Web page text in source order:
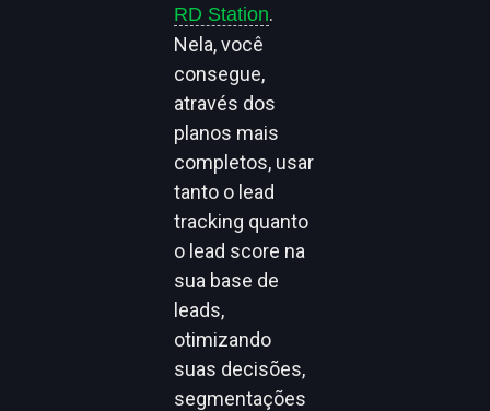
RD Station.
Nela, você
consegue,
através dos
planos mais
completos, usar
tanto o lead
tracking quanto
o lead score na
sua base de
leads,
otimizando
suas decisões,
segmentações